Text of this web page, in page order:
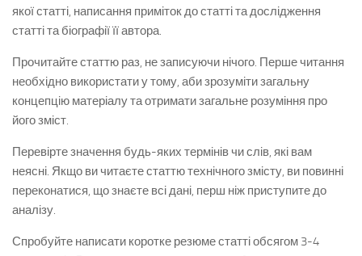
якої статті, написання приміток до статті та дослідження
статті та біографії її автора.
Прочитайте статтю раз, не записуючи нічого. Перше читання
необхідно використати у тому, аби зрозуміти загальну
концепцію матеріалу та отримати загальне розуміння про
його зміст.
Перевірте значення будь-яких термінів чи слів, які вам
неясні. Якщо ви читаєте статтю технічного змісту, ви повинні
переконатися, що знаєте всі дані, перш ніж приступите до
аналізу.
Спробуйте написати коротке резюме статті обсягом 3-4